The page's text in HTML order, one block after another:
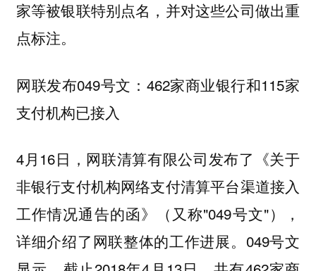
家等被银联特别点名，并对这些公司做出重
点标注。
网联发布049号文：462家商业银行和115家
支付机构已接入
4月16日，网联清算有限公司发布了《关于
非银行支付机构网络支付清算平台渠道接入
工作情况通告的函》（又称"049号文"），
详细介绍了网联整体的工作进展。049号文